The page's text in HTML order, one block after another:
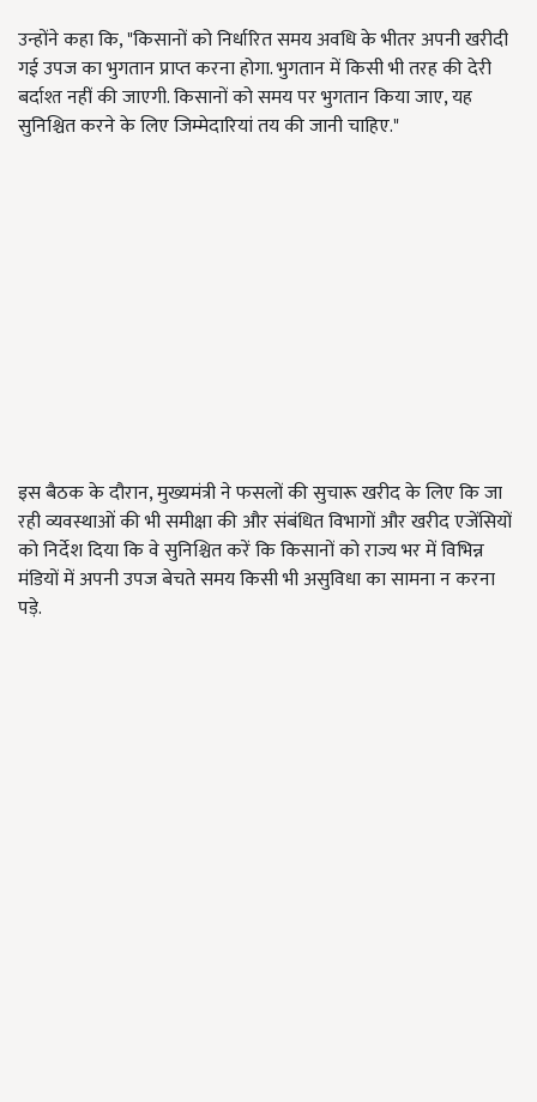
उन्होंने कहा कि, "किसानों को निर्धारित समय अवधि के भीतर अपनी खरीदी
गई उपज का भुगतान प्राप्त करना होगा. भुगतान में किसी भी तरह की देरी
बर्दाश्त नहीं की जाएगी. किसानों को समय पर भुगतान किया जाए, यह
सुनिश्चित करने के लिए जिम्मेदारियां तय की जानी चाहिए."
इस बैठक के दौरान, मुख्यमंत्री ने फसलों की सुचारू खरीद के लिए कि जा
रही व्यवस्थाओं की भी समीक्षा की और संबंधित विभागों और खरीद एजेंसियों
को निर्देश दिया कि वे सुनिश्चित करें कि किसानों को राज्य भर में विभिन्न
मंडियों में अपनी उपज बेचते समय किसी भी असुविधा का सामना न करना
पड़े.